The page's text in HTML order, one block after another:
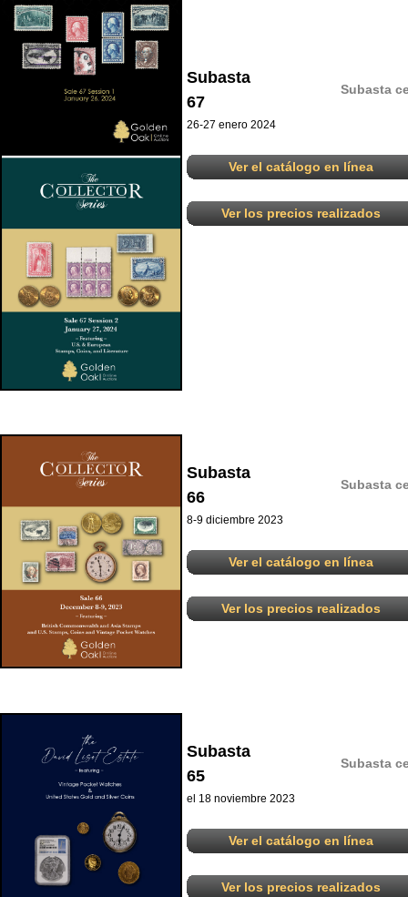
Subasta
67
Subasta
26-27 enero 2024
Ver el catálogo en línea
Ver los precios realizados
Subasta
66
Subasta
8-9 diciembre 2023
Ver el catálogo en línea
Ver los precios realizados
Subasta
65
Subasta
el 18 noviembre 2023
Ver el catálogo en línea
Ver los precios realizados